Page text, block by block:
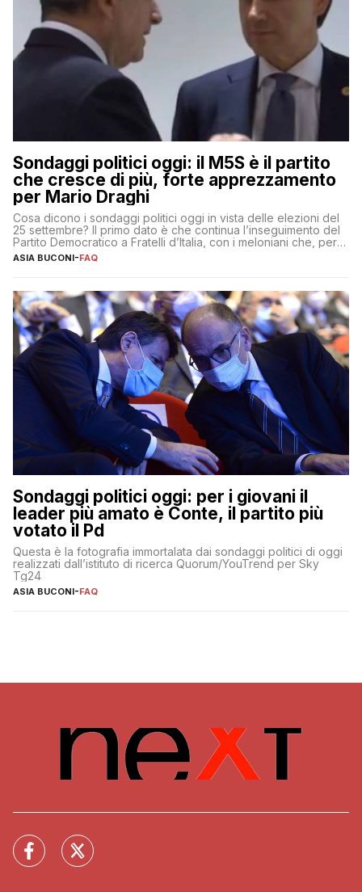
Sondaggi politici oggi: il M5S è il partito
che cresce di più, forte apprezzamento
per Mario Draghi
Cosa dicono i sondaggi politici oggi in vista delle elezioni del
25 settembre? Il primo dato è che continua l’inseguimento del
Partito Democratico a Fratelli d’Italia, con i meloniani che, però,
sembrano accumulare sempre più distacco affermandosi come
primo partito con il 24% (+0,7% rispetto a fine luglio), un
ASIA BUCONI-FAQ
Sondaggi politici oggi: per i giovani il
leader più amato è Conte, il partito più
votato il Pd
Questa è la fotografia immortalata dai sondaggi politici di oggi
realizzati dall’istituto di ricerca Quorum/YouTrend per Sky
Tg24
ASIA BUCONI-FAQ